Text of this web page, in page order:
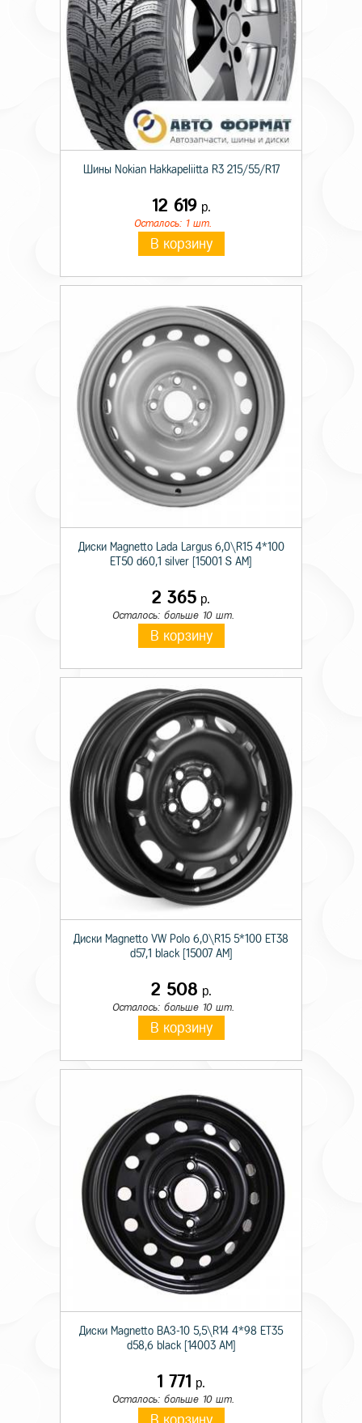
Шины Nokian Hakkapeliitta R3 215/55/R17
12 619р.
Осталось: 1 шт.
В корзину
Диски Magnetto Lada Largus 6,0\R15 4*100
ET50 d60,1 silver [15001 S AM]
2 365 р.
Осталось: больше 10 шт.
В корзину
Диски Magnetto VW Polo 6,0\R15 5*100 ET38
d57,1 black [15007 AM]
2 508 р.
Осталось: больше 10 шт.
В корзину
Диски Magnetto ВАЗ-10 5,5\R14 4*98 ET35
d58,6 black [14003 AM]
1 771 р.
Осталось: больше 10 шт.
В корзину